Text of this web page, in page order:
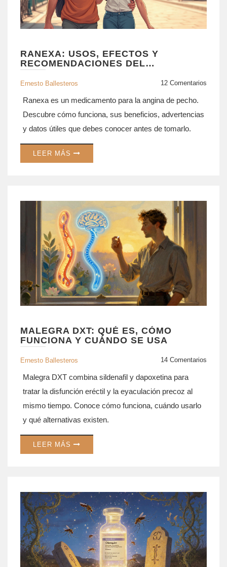
RANEXA: USOS, EFECTOS Y
RECOMENDACIONES DEL
MEDICAMENTO PARA LA ANGINA
Ernesto Ballesteros 12 Comentarios
Ranexa es un medicamento para la angina de pecho.
Descubre cómo funciona, sus beneficios, advertencias
y datos útiles que debes conocer antes de tomarlo.
LEER MÁS
MALEGRA DXT: QUÉ ES, CÓMO
FUNCIONA Y CUÁNDO SE USA
Ernesto Ballesteros 14 Comentarios
Malegra DXT combina sildenafil y dapoxetina para
tratar la disfunción eréctil y la eyaculación precoz al
mismo tiempo. Conoce cómo funciona, cuándo usarlo
y qué alternativas existen.
LEER MÁS